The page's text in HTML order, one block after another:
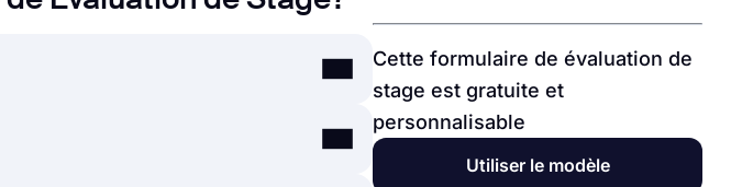
un événement, un produit, un
Cette formulaire de évaluation de
stage est gratuite et
personnalisable
Utiliser le modèle